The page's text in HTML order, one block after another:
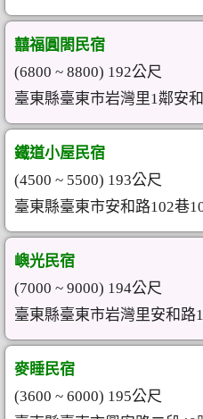
囍福圓閤民宿
(6800 ~ 8800) 192公尺
臺東縣臺東市岩灣里1鄰安
鐵道小屋民宿
(4500 ~ 5500) 193公尺
臺東縣臺東市安和路102巷
嶼光民宿
(7000 ~ 9000) 194公尺
臺東縣臺東市岩灣里安和路
麥睡民宿
(3600 ~ 6000) 195公尺